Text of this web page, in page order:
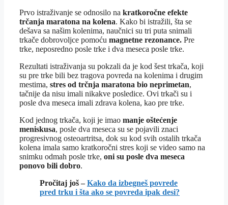
Prvo istraživanje se odnosilo na kratkoročne efekte
trčanja maratona na kolena. Kako bi istražili, šta se
dešava sa našim kolenima, naučnici su tri puta snimali
trkače dobrovoljce pomoću magnetne rezonance. Pre
trke, neposredno posle trke i dva meseca posle trke.
Rezultati istraživanja su pokzali da je kod šest trkača, koji
su pre trke bili bez tragova povreda na kolenima i drugim
mestima, stres od trčnja maratona bio neprimetan,
tačnije da nisu imali nikakve posledice. Ovi trkači su i
posle dva meseca imali zdrava kolena, kao pre trke.
Kod jednog trkača, koji je imao manje oštećenje
meniskusa, posle dva meseca su se pojavili znaci
progresivnog osteoartritsa, dok su kod svih ostalih trkača
kolena imala samo kratkoročni stres koji se video samo na
snimku odmah posle trke, oni su posle dva meseca
ponovo bili dobro.
Pročitaj još –Kako da izbegneš povrede
pred trku i šta ako se povreda ipak desi?